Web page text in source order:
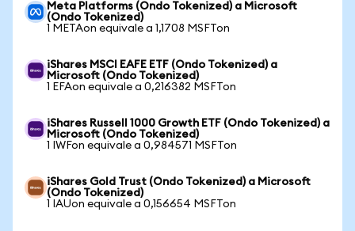
Meta Platforms (Ondo Tokenized) a Microsoft
(Ondo Tokenized)
1 METAon equivale a 1,1708 MSFTon
iShares MSCI EAFE ETF (Ondo Tokenized) a
Microsoft (Ondo Tokenized)
1 EFAon equivale a 0,216382 MSFTon
iShares Russell 1000 Growth ETF (Ondo Tokenized) a
Microsoft (Ondo Tokenized)
1 IWFon equivale a 0,984571 MSFTon
iShares Gold Trust (Ondo Tokenized) a Microsoft
(Ondo Tokenized)
1 IAUon equivale a 0,156654 MSFTon